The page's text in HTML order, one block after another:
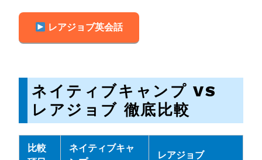
レアジョブ英会話
ネイティブキャンプ VS
レアジョブ 徹底比較
比較
ネイティブキャ
レアジョブ